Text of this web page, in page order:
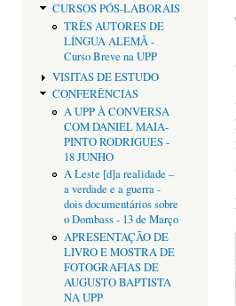
CURSOS PÓS-LABORAIS
TRÊS AUTORES DE
LÍNGUA ALEMÃ -
Curso Breve na UPP
VISITAS DE ESTUDO
CONFERÊNCIAS
A UPP À CONVERSA
COM DANIEL MAIA-
PINTO RODRIGUES -
18 JUNHO
A Leste [d]a realidade –
a verdade e a guerra -
dois documentários sobre
o Dombass - 13 de Março
APRESENTAÇÃO DE
LIVRO E MOSTRA DE
FOTOGRAFIAS DE
AUGUSTO BAPTISTA
NA UPP